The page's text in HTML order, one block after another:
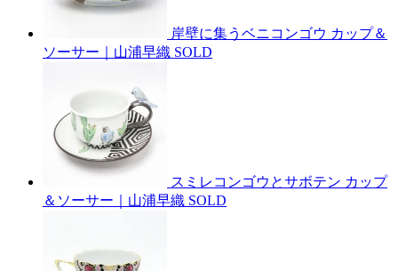
岸壁に集うベニコンゴウ カップ＆
ソーサー｜山浦早織 SOLD
スミレコンゴウとサボテン カップ
＆ソーサー｜山浦早織 SOLD